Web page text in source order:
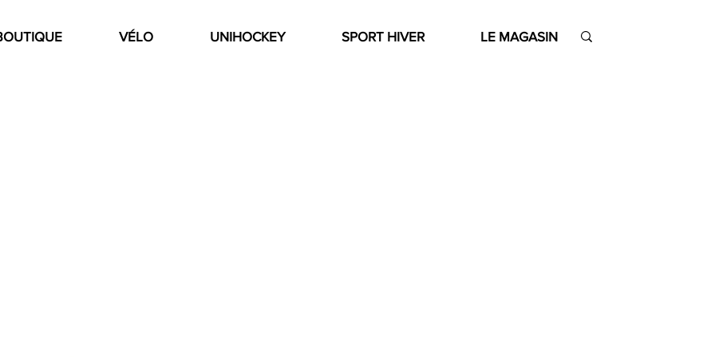
VÉLO UNIHOCKEY SPORT HIVER LE MAGASIN